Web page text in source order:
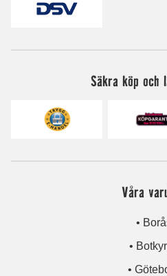
Säkra köp och
Våra
•
•
•